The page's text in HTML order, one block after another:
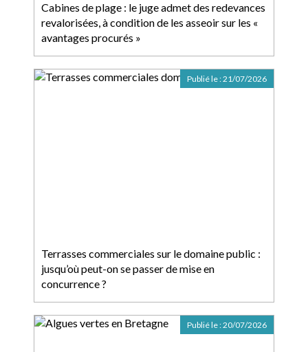
Cabines de plage : le juge admet des redevances
revalorisées, à condition de les asseoir sur les «
avantages procurés »
Terrasses commerciales sur le domaine public :
jusqu’où peut-on se passer de mise en
concurrence ?
Publié le :21/07/2026
Publié le :20/07/2026